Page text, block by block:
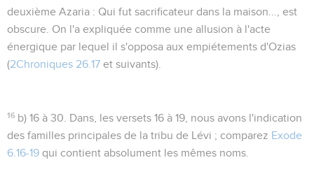
deuxième Azaria : Qui fut sacrificateur dans la maison...
, est
obscure. On l'a expliquée comme une allusion à l'acte
énergique par lequel il s'opposa aux empiétements d'Ozias
(2Chroniques 26.17 et suivants).
16 b) 16 à 30 . Dans, les versets 16 à 19, nous avons l'indication
des familles principales de la tribu de Lévi ; comparez Exode
6.16-19 qui contient absolument les mêmes noms.